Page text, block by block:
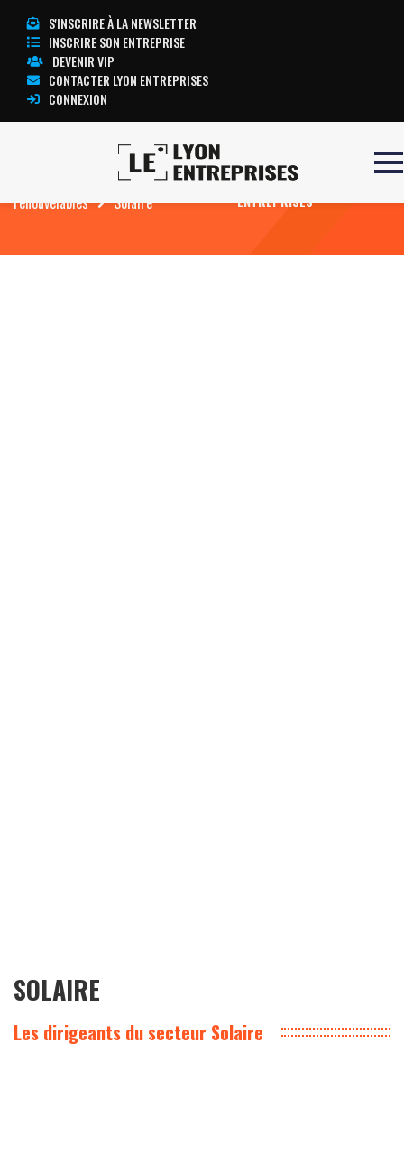
S'INSCRIRE À LA NEWSLETTER
INSCRIRE SON ENTREPRISE
DEVENIR VIP
CONTACTER LYON ENTREPRISES
CONNEXION
Environnement, énergies
renouvelables
Solaire
TOUTE L’ACTUALITÉ LYON
ENTREPRISES
SOLAIRE
Les dirigeants du secteur Solaire